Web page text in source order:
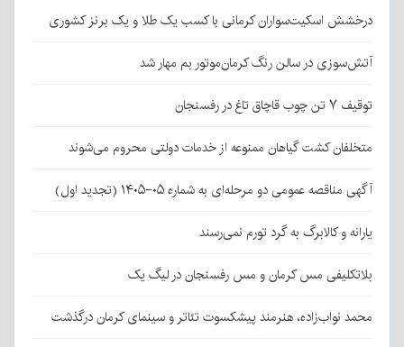
درخشش اسکیت‌سواران کرمانی با کسب یک طلا و یک برنز کشوری
آتش‌سوزی در سالن رنگ کرمان‌موتور بم مهار شد
توقیف ۷ تن چوب قاچاق تاغ در رفسنجان
متخلفان کشت گیاهان ممنوعه از خدمات دولتی محروم می‌شوند
آگهی مناقصه عمومی دو مرحله‌ای به شماره ۰۵-۱۴۰۵ (تجدید اول)
یارانه و کالابرگ به گرد تورم نمی‌رسند
بلاتکلیفی مس کرمان و مس رفسنجان در لیگ یک
محمد نواب‌زاده، هنرمند پیشکسوت تئاتر و سینمای کرمان درگذشت